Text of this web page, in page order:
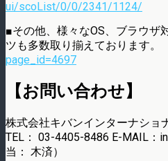
ui/scoList/0/0/2341/1124/
■その他、様々なOS、ブラウザ
ツも多数取り揃えております。
page_id=4697
【お問い合わせ】
株式会社キバンインターナショ
TEL： 03-4405-8486 E-MAIL：
当： 木済）